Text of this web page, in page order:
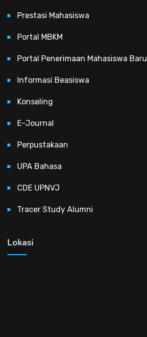
Prestasi Mahasiswa
Portal MBKM
Portal Penerimaan Mahasiswa Baru
Informasi Beasiswa
Konseling
E-Journal
Perpustakaan
UPA Bahasa
CDE UPNVJ
Tracer Study Alumni
Lokasi